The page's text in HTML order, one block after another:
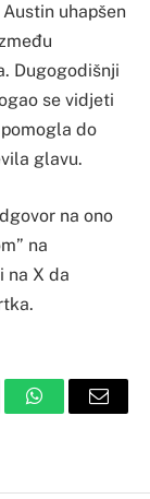
uhapšen
Dugogodišnji
se vidjeti
do
glavu.
na ono
na
na X da
WhatsAppEmail